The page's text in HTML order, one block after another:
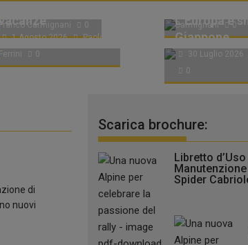
Carmignani
0
traffico e
1 Agosto 2026
Paolo
0
Carmignani
0
L’Europa è
Giappone...
30 Luglio 2026
0
di
nuovi
Scarica brochure:
Libretto d’Uso
Manutenzione
Spider